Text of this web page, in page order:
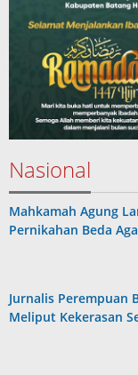
Nasional
Mahkamah Agung
Pernikahan Beda
Jurnalis Perempuan
Meliput Kekerasan